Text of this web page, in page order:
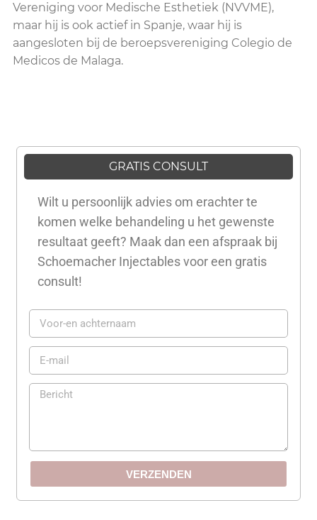
Vereniging voor Medische Esthetiek (NVVME),
maar hij is ook actief in Spanje, waar hij is
aangesloten bij de beroepsvereniging Colegio de
Medicos de Malaga.
GRATIS CONSULT
Wilt u persoonlijk advies om erachter te
komen welke behandeling u het gewenste
resultaat geeft? Maak dan een afspraak bij
Schoemacher Injectables voor een gratis
consult!
VERZENDEN